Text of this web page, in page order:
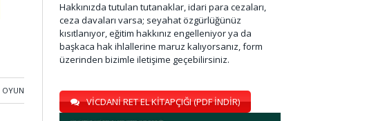
OYUN
Hakkınızda tutulan tutanaklar, idari para cezaları,
ceza davaları varsa; seyahat özgürlüğünüz
kısıtlanıyor, eğitim hakkınız engelleniyor ya da
başkaca hak ihlallerine maruz kalıyorsanız, form
üzerinden bizimle iletişime geçebilirsiniz.
VİCDANİ RET EL KİTAPÇIĞI (PDF İNDİR)